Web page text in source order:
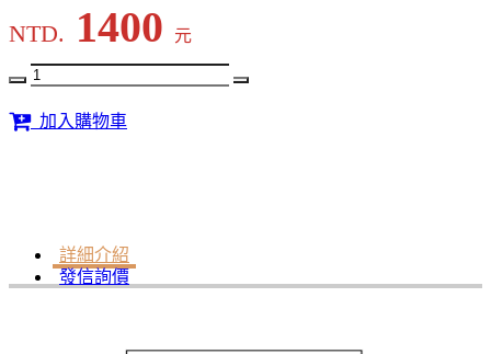
NTD. 1400 元
加入購物車
詳細介紹
發信詢價